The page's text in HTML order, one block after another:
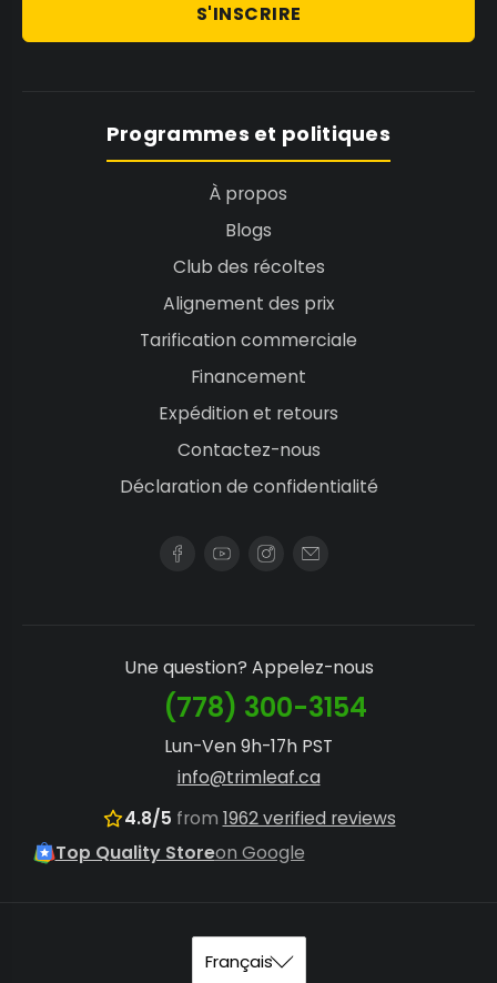
S'INSCRIRE
Programmes et politiques
À propos
Blogs
Club des récoltes
Alignement des prix
Tarification commerciale
Financement
Expédition et retours
Contactez-nous
Déclaration de confidentialité
Une question? Appelez-nous
(778) 300-3154
Lun-Ven 9h-17h PST
info@trimleaf.ca
4.8/5 from 1962 verified reviews
Top Quality Storeon Google